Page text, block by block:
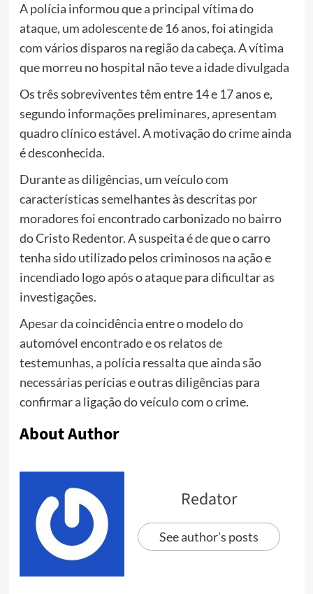
A polícia informou que a principal vítima do
ataque, um adolescente de 16 anos, foi atingida
com vários disparos na região da cabeça. A vítima
que morreu no hospital não teve a idade divulgada
Os três sobreviventes têm entre 14 e 17 anos e,
segundo informações preliminares, apresentam
quadro clínico estável. A motivação do crime ainda
é desconhecida.
Durante as diligências, um veículo com
características semelhantes às descritas por
moradores foi encontrado carbonizado no bairro
do Cristo Redentor. A suspeita é de que o carro
tenha sido utilizado pelos criminosos na ação e
incendiado logo após o ataque para dificultar as
investigações.
Apesar da coincidência entre o modelo do
automóvel encontrado e os relatos de
testemunhas, a polícia ressalta que ainda são
necessárias perícias e outras diligências para
confirmar a ligação do veículo com o crime.
About Author
Redator
See author's posts